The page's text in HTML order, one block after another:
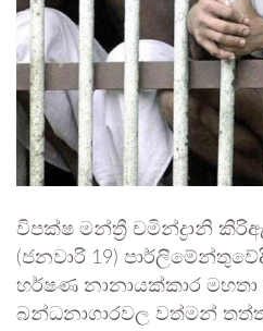
විපක්ෂ මන්ත්‍රී චමින්ද්‍රානි
(ජනවාරි 19)
හර්ෂණ නානායක්කාර මහතා
බන්ධනාගාරවල වත්මන්